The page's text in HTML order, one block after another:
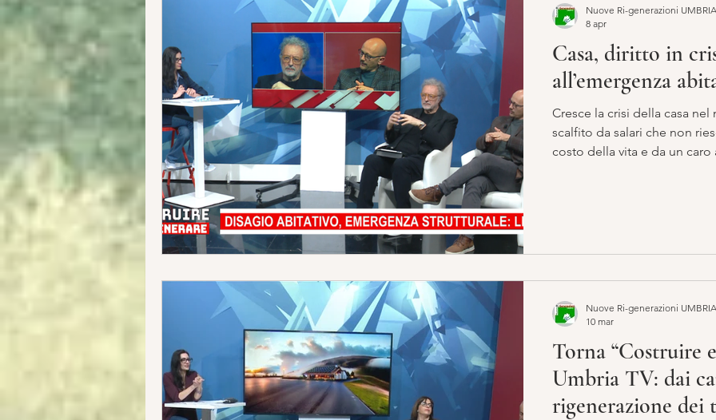
Casa, diritto in
all’emergenza
Cresce la crisi della casa
scalfito da salari che non
costo della vita e da un
Nuove Ri-generazioni UMBRIA
8 apr
Torna “Costruire
Umbria TV: dai
rigenerazione
Nuove Ri-generazioni UMBRIA
10 mar